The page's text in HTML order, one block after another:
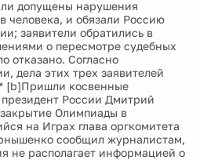
допущены нарушения
человека, и обязали Россию
заявители обратились в
о пересмотре судебных
отказано. Согласно
дела этих трех заявителей
[b]Пришли косвенные
России Дмитрий
Олимпиады в
на Играх глава оргкомитета
сообщил журналистам,
не располагает информацией о